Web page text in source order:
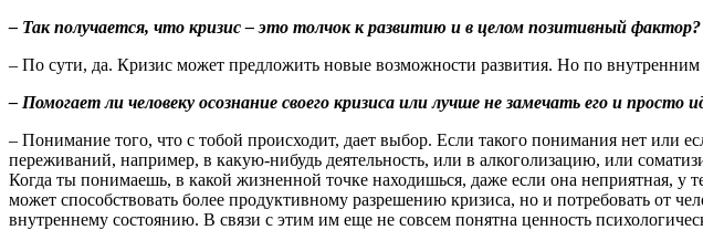
– Так получается, что кризис – это толчок к развитию и в целом позитивный фактор?
– По сути, да. Кризис может предложить новые возможности развития. Но по
– Помогает ли человеку осознание своего кризиса или лучше не замечать его и просто
– Понимание того, что с тобой происходит, дает выбор. Если такого понимания нет или
переживаний, например, в какую-нибудь деятельность, или в алкоголизацию, или
Когда ты понимаешь, в какой жизненной точке находишься, даже если она неприятная, у
может способствовать более продуктивному разрешению кризиса, но и потребовать от
внутреннему состоянию. В связи с этим им еще не совсем понятна ценность